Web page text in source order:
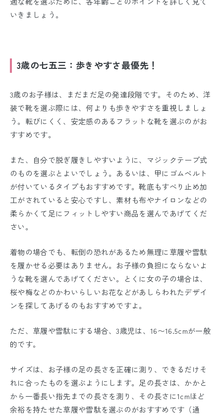
いきましょう。
3歳の七五三：歩きやすさ最優先！
3歳のお子様は、まだまだ足の発達段階です。そのため、洋
装で靴を選ぶ際には、何よりも歩きやすさを重視しましょ
う。転びにくく、安定感のあるフラットな靴を選ぶのがお
すすめです。
また、自分で脱ぎ履きしやすいように、マジックテープ式
のものを選ぶとよいでしょう。あるいは、甲にゴムベルト
が付いているタイプもおすすめです。靴底もすべり止め加
工がされていると安心ですし、素材も布やナイロンなどの
柔らかくて足にフィットしやすい商品を選んであげてくだ
さい。
着物の場合でも、転倒の恐れがあるため無理に草履や雪駄
を履かせる必要はありません。お子様の負担にならないよ
うな靴を選んであげてください。とくに女の子の場合は、
桜や梅などのかわいらしいお花などがあしらわれたデザイ
ンを探してあげるのもおすすめですよ。
ただ、草履や雪駄にする場合、3歳児は、16〜16.5cmが一般
的です。
サイズは、お子様の足の長さを正確に測り、できるだけそ
れに合ったものを選ぶようにします。足の長さは、かかと
から一番長い指先までの長さを測り、その長さに1cmほど
余裕を持たせた草履や雪駄を選ぶのがおすすめです（通